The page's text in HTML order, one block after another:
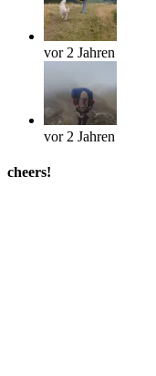
vor 2 Jahren
vor 2 Jahren
cheers!